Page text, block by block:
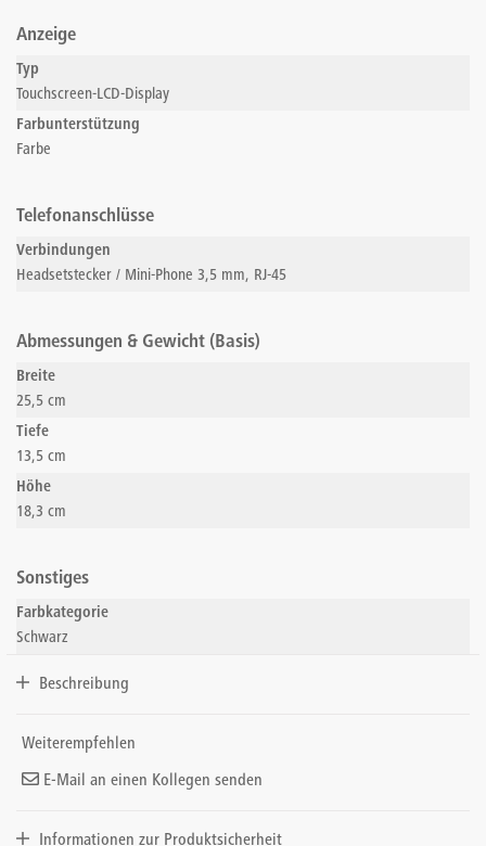
Anzeige
Typ
Touchscreen-LCD-Display
Farbunterstützung
Farbe
Telefonanschlüsse
Verbindungen
Headsetstecker / Mini-Phone 3,5 mm, RJ-45
Abmessungen & Gewicht (Basis)
Breite
25,5 cm
Tiefe
13,5 cm
Höhe
18,3 cm
Sonstiges
Farbkategorie
Schwarz
Beschreibung
Weiterempfehlen
E-Mail an einen Kollegen senden
Informationen zur Produktsicherheit